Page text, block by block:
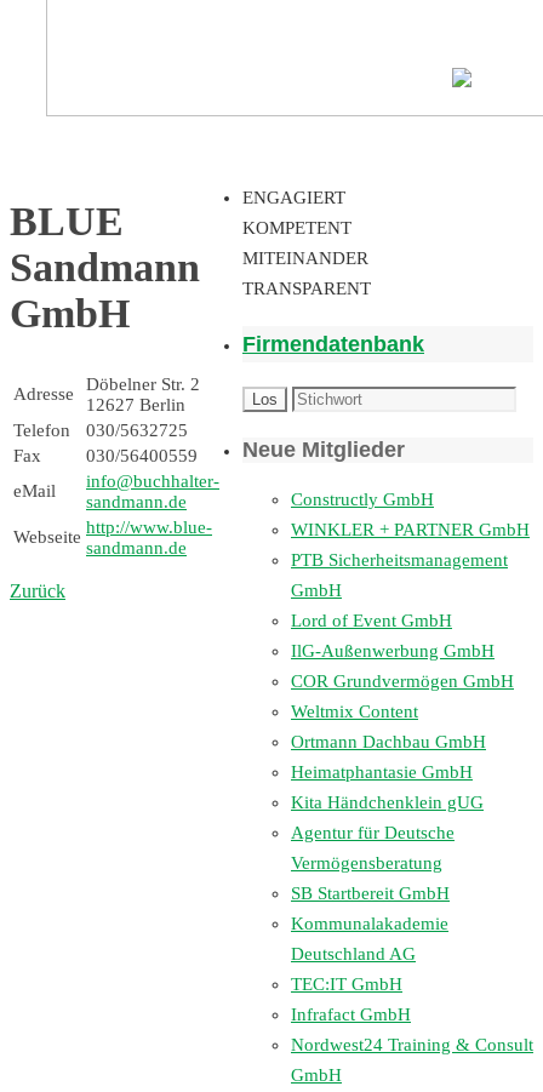
BLUE
Sandmann
GmbH
Adresse
Döbelner Str. 2
12627 Berlin
Telefon
030/5632725
Fax
030/56400559
eMail
info@buchhalter-
sandmann.de
Webseite http://www.blue-
sandmann.de
Zurück
ENGAGIERT
KOMPETENT
MITEINANDER
TRANSPARENT
Firmendatenbank
Neue Mitglieder
Constructly GmbH
WINKLER + PARTNER GmbH
PTB Sicherheitsmanagement
GmbH
Lord of Event GmbH
IlG-Außenwerbung GmbH
COR Grundvermögen GmbH
Weltmix Content
Ortmann Dachbau GmbH
Heimatphantasie GmbH
Kita Händchenklein gUG
Agentur für Deutsche
Vermögensberatung
SB Startbereit GmbH
Kommunalakademie
Deutschland AG
TEC:IT GmbH
Infrafact GmbH
Nordwest24 Training & Consult
GmbH